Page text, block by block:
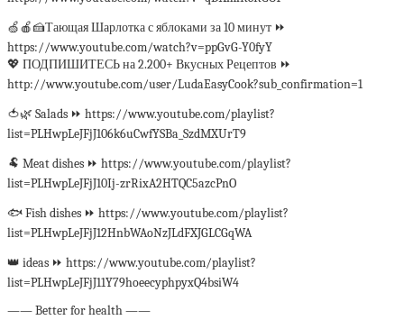
🍏🍎🍰Тающая Шарлотка с яблоками за 10 минут ⏩
https://www.youtube.com/watch?v=ppGvG-Y0fyY
💖 ПОДПИШИТЕСЬ на 2.200+ Вкусных Рецептов ⏩
http://www.youtube.com/user/LudaEasyCook?sub_confirmation=1
🍅🌿 Salads ⏩ https://www.youtube.com/playlist?
list=PLHwpLeJFjJ106k6uCwfYSBa_SzdMXUrT9
🐏 Meat dishes ⏩ https://www.youtube.com/playlist?
list=PLHwpLeJFjJ10Ij-zrRixA2HTQC5azcPnO
🐟 Fish dishes ⏩ https://www.youtube.com/playlist?
list=PLHwpLeJFjJ12HnbWAoNzJLdFXJGLCGqWA
👑 ideas ⏩ https://www.youtube.com/playlist?
list=PLHwpLeJFjJ11Y79hoeecyphpyxQ4bsiW4
—— Better for health ——